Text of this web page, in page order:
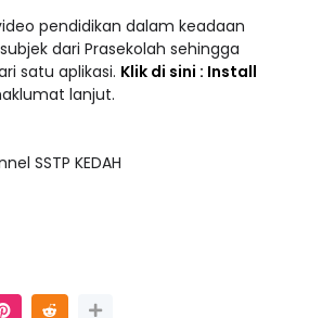
pendidikan dalam keadaan
dari Prasekolah sehingga
satu aplikasi. Klik di sini : Install
lanjut.
SSTP KEDAH